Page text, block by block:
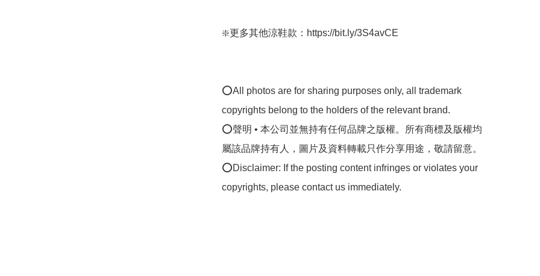
❇️更多其他涼鞋款：https://bit.ly/3S4avCE
⭕All photos are for sharing purposes only, all trademark
copyrights belong to the holders of the relevant brand.
⭕聲明 • 本公司並無持有任何品牌之版權。所有商標及版權均
屬該品牌持有人，圖片及資料轉載只作分享用途，敬請留意。
⭕Disclaimer: If the posting content infringes or violates your
copyrights, please contact us immediately.